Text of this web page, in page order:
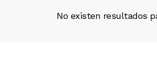
No existen resultados